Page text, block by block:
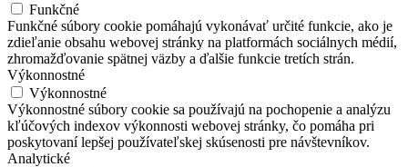
Funkčné
Funkčné súbory cookie pomáhajú vykonávať určité funkcie, ako je
zdieľanie obsahu webovej stránky na platformách sociálnych médií,
zhromažďovanie spätnej väzby a ďalšie funkcie tretích strán.
Výkonnostné
Výkonnostné
Výkonnostné súbory cookie sa používajú na pochopenie a analýzu
kľúčových indexov výkonnosti webovej stránky, čo pomáha pri
poskytovaní lepšej používateľskej skúsenosti pre návštevníkov.
Analytické